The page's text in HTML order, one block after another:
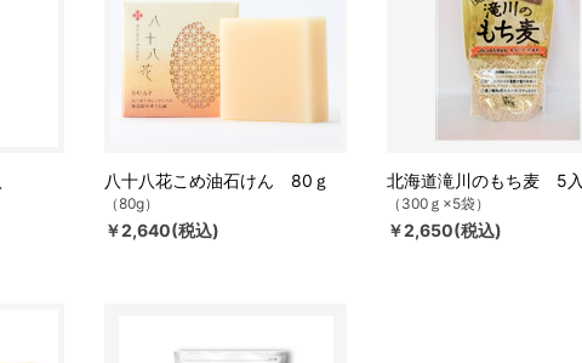
八十八花こめ油石けん 80ｇ
（80g）
￥2,640(税込)
北海道滝川のもち麦 5入
（300ｇ×5袋）
￥2,650(税込)